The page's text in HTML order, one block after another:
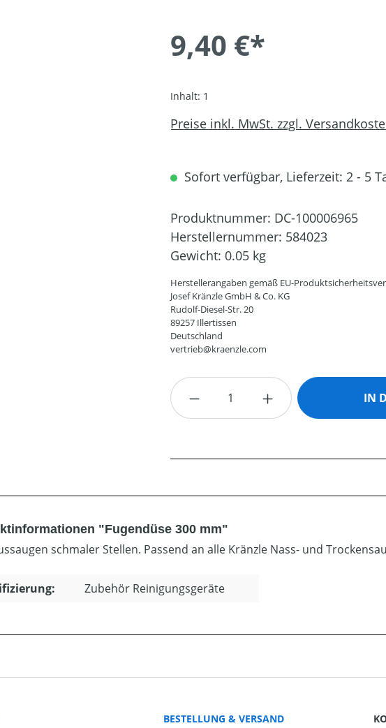
9,40 €*
Inhalt: 1
Preise inkl. MwSt. zzgl.
Sofort verfügbar, Lieferzeit: 2 - 5
Produktnummer: DC-100006965
Herstellernummer: 584023
Gewicht: 0.05 kg
Herstellerangaben gemäß EU-
Josef Kränzle GmbH & Co. KG
Rudolf-Diesel-Str. 20
89257 Illertissen
Deutschland
vertrieb@kraenzle.com
Produkt Anzahl: Gib den IN
"Fugendüse 300 mm"
schmaler Stellen. Passend an alle Kränzle Nass- und
Zubehör Reinigungsgeräte
BESTELLUNG & VERSAND